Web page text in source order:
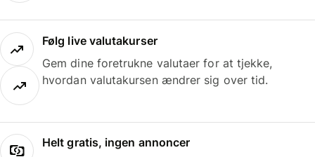
Følg live valutakurser
Gem dine foretrukne valutaer for at tjekke,
hvordan valutakursen ændrer sig over tid.
Helt gratis, ingen annoncer